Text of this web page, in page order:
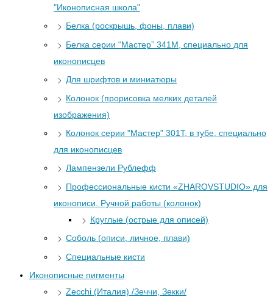
"Иконописная школа"
Белка (роскрышь, фоны, плави)
Белка серии “Мастер” 341М, специально для
иконописцев
Для шрифтов и миниатюры
Колонок (прорисовка мелких деталей
изображения)
Колонок серии "Мастер" 301Т, в тубе, специально
для иконописцев
Лампензели Рублефф
Профессиональные кисти «ZHAROVSTUDIO» для
иконописи. Ручной работы (колонок)
Круглые (острые для описей)
Соболь (описи, личное, плави)
Специальные кисти
Иконописные пигменты
Zecchi (Италия) /Зеччи, Зекки/